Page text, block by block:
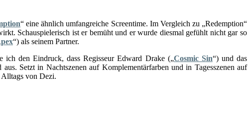
“ eine ähnlich umfangreiche Screentime. Im Vergleich zu „Redemption“
Schauspielerisch ist er bemüht und er wurde diesmal gefühlt nicht gar so
“) als seinem Partner.
ich den Eindruck, dass Regisseur Edward Drake („Cosmic Sin“) und das
Setzt in Nachtszenen auf Komplementärfarben und in Tagesszenen auf
Alltags von Dezi.